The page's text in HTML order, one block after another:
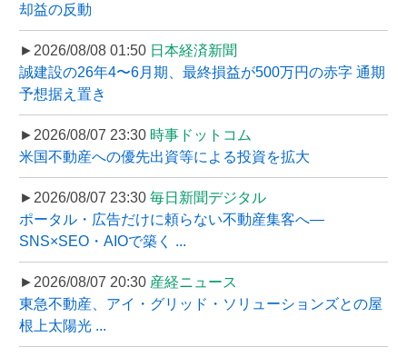
却益の反動
►2026/08/08 01:50 日本経済新聞
誠建設の26年4〜6月期、最終損益が500万円の赤字 通期
予想据え置き
►2026/08/07 23:30 時事ドットコム
米国不動産への優先出資等による投資を拡大
►2026/08/07 23:30 毎日新聞デジタル
ポータル・広告だけに頼らない不動産集客へ―
SNS×SEO・AIOで築く ...
►2026/08/07 20:30 産経ニュース
東急不動産、アイ・グリッド・ソリューションズとの屋
根上太陽光 ...